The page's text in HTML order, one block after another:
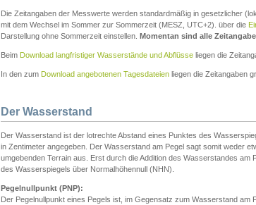
Die Zeitangaben der Messwerte werden standardmäßig in gesetzlicher
mit dem Wechsel im Sommer zur Sommerzeit (MESZ, UTC+2). über die
Darstellung ohne Sommerzeit einstellen. Momentan sind alle
Beim Download langfristiger Wasserstände und Abflüsse liegen die
In den zum Download angebotenen Tagesdateien liegen die Zeitangaben
Der Wasserstand
Der Wasserstand ist der lotrechte Abstand eines Punktes des
in Zentimeter angegeben. Der Wasserstand am Pegel sagt somit weder
umgebenden Terrain aus. Erst durch die Addition des Wasserstandes
des Wasserspiegels über Normalhöhennull (NHN).
Pegelnullpunkt (PNP):
Der Pegelnullpunkt eines Pegels ist, im Gegensatz zum Wasserstand